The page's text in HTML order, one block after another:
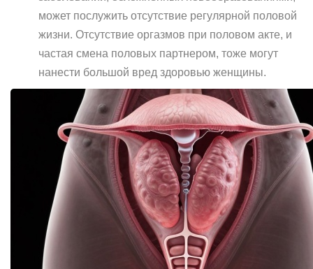
может послужить отсутствие регулярной половой
жизни. Отсутствие оргазмов при половом акте, и
частая смена половых партнером, тоже могут
нанести большой вред здоровью женщины.